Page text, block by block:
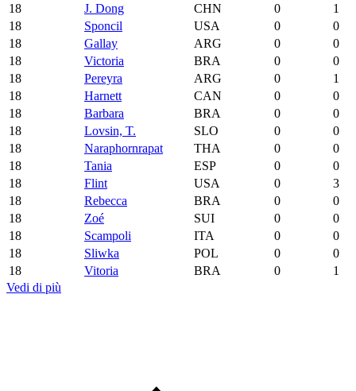
18
J. Dong CHN 0
1
18
Sponcil USA 0
0
18
Gallay ARG 0
0
18
Victoria BRA 0
0
18
Pereyra ARG 0
1
18
Harnett CAN 0
0
18
Barbara BRA 0
0
18
Lovsin, T. SLO 0
0
18
Naraphornrapat THA 0
0
18
Tania ESP 0
0
18
Flint USA 0
3
18
Rebecca BRA 0
0
18
Zoé SUI 0
0
18
Scampoli ITA 0
0
18
Sliwka POL 0
0
18
Vitoria BRA 0
1
Vedi di più